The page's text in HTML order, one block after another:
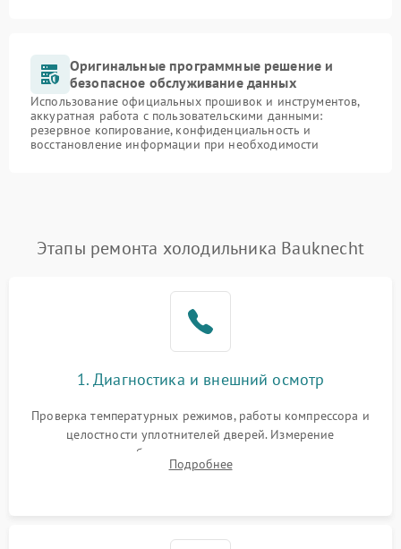
Оригинальные программные решение и
безопасное обслуживание данных
Использование официальных прошивок и инструментов,
аккуратная работа с пользовательскими данными:
резервное копирование, конфиденциальность и
восстановление информации при необходимости
Этапы ремонта холодильника Bauknecht
1. Диагностика и внешний осмотр
Проверка температурных режимов, работы компрессора и
целостности уплотнителей дверей. Измерение
сопротивления обмоток мотора, проверка термостата и
считывание кодов ошибок с электронного дисплея.
Подробнее